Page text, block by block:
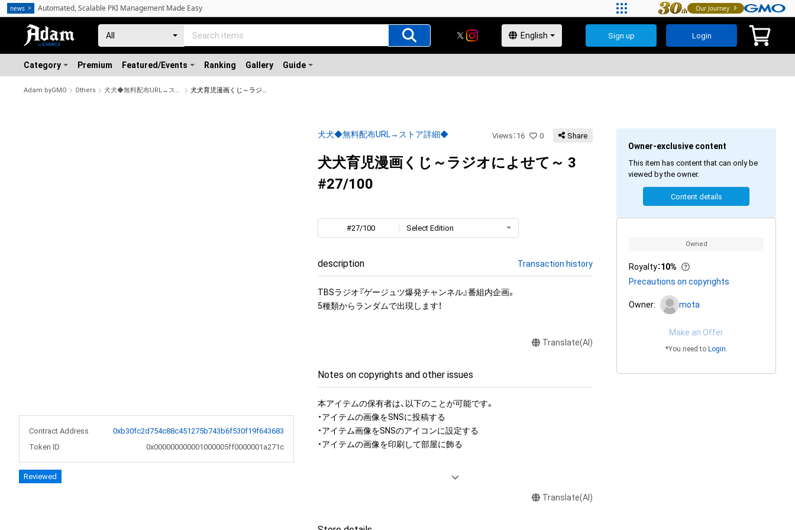
Sign up Login
Category Premium Featured/Events Ranking Gallery Guide
Adam byGMO Others 犬犬◆無料配布URL→ストア詳細◆ 犬犬育児漫画くじ～ラジオによせて～ 3
Contract Address
0xb30fc2d754c88c451275b743b6f530f19f643683
Token ID
0x000000000001000005ff0000001a271c
Reviewed
犬犬◆無料配布URL→ストア詳細◆ Views ： 16 0 Share
犬犬育児漫画くじ～ラジオによせて～ 3
#27/100
#27/100 Select Edition
description Transaction history
TBSラジオ『ゲージュツ爆発チャンネル』番組内企画。
5種類からランダムで出現します！
Translate(AI)
Notes on copyrights and other issues
本アイテムの保有者は、以下のことが可能です。
・アイテムの画像をSNSに投稿する
・アイテム画像をSNSのアイコンに設定する
・アイテムの画像を印刷して部屋に飾る
みますがこれらに限られません。)にかかる知的財産権(著作権、特許権、実
それらの権利につき登録等を出願する権利を含みます。)を意味します。)
Translate(AI)
Owner-exclusive content
This item has content that can only be
viewed by the owner.
Content details
Owned
Royalty：10%
Precautions on copyrights
Owner: mota
Make an Offer
*You need to Login.
Our Journey
news Automated, Scalable PKI Management Made Easy